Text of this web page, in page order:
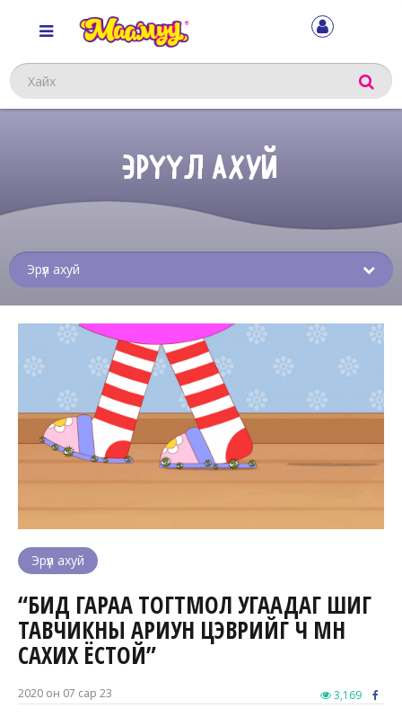
Хайх
ЭРҮҮЛ АХУЙ
Эрүүл ахуй
“БИД ГАРАА ТОГТМОЛ УГААДАГ ШИГ
ТАВЧИКНЫ АРИУН ЦЭВРИЙГ Ч МӨН
САХИХ ЁСТОЙ”
2020 он 07 сар 23 3,169